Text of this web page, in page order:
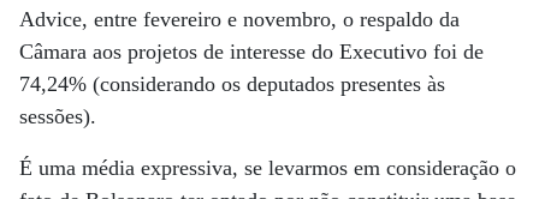
Advice, entre fevereiro e novembro, o respaldo da
Câmara aos projetos de interesse do Executivo foi de
74,24% (considerando os deputados presentes às
sessões).
É uma média expressiva, se levarmos em consideração o